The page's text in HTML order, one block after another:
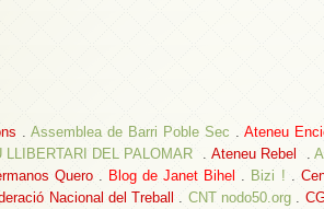
Assemblea de Barri Poble Sec
Ateneu
LLIBERTARI DEL PALOMAR .Ateneu Rebel .
Quero Blog de Janet Bihel Bizi !
Nacional del Treball CNTnodo50.org